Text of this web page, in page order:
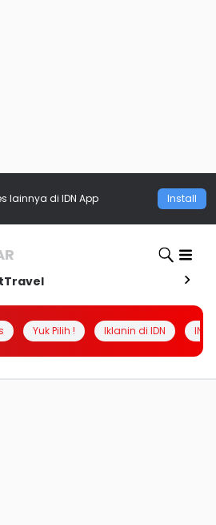
lainnya di IDN App Install
Travel
Yuk Pilih ! Iklanin di IDN